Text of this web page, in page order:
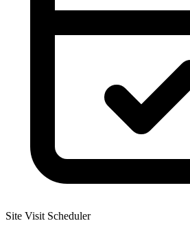
Site Visit Scheduler